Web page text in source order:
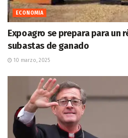
ECONOMIA
Expoagro se prepara para un
subastas de ganado
10 marzo, 2025